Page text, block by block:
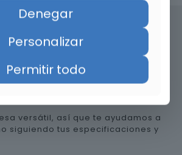
reformar el baño en
Granada
versátil, así que te ayudamos a
siguiendo tus especificaciones y
Denegar
Personalizar
Permitir todo